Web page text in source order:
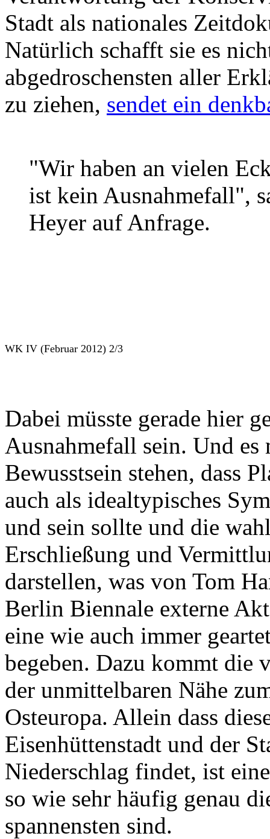
Stadt als nationales
Natürlich schafft sie es
abgedroschensten aller
zu ziehen, sendet ein
"Wir haben an vielen
ist kein Ausnahmefall",
Heyer auf Anfrage.
WK IV (Februar 2012) 2/3
Dabei müsste gerade hier
Ausnahmefall sein. Und
Bewusstsein stehen, dass
auch als idealtypisches
und sein sollte und die
Erschließung und
darstellen, was von Tom
Berlin Biennale externe
eine wie auch immer
begeben. Dazu kommt die
der unmittelbaren Nähe
Osteuropa. Allein dass
Eisenhüttenstadt und der
Niederschlag findet, ist
so wie sehr häufig genau
spannensten sind.